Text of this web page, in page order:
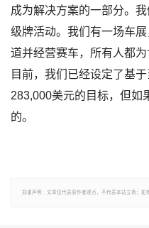
成为解决方案的一部分。
级牌活动。我们有一场车
道并经营赛车，所有人都
目前，我们已经设定了基
283,000美元的目标，但如
的。
郑重声明：文章仅代表原作者观点，不代表本站立场；如